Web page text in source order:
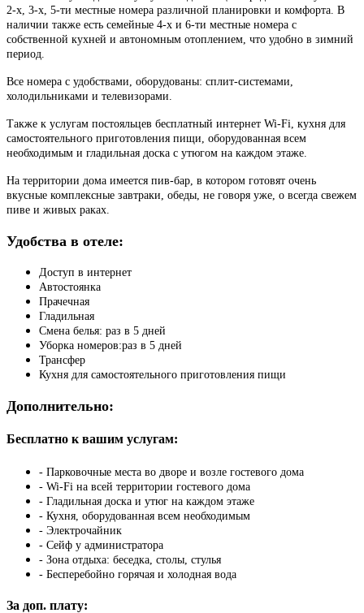
2-х, 3-х, 5-ти местные номера различной планировки и комфорта. В
наличии также есть семейные 4-х и 6-ти местные номера с
собственной кухней и автономным отоплением, что удобно в зимний
период.
Все номера с удобствами, оборудованы: сплит-системами,
холодильниками и телевизорами.
Также к услугам постояльцев бесплатный интернет Wi-Fi, кухня для
самостоятельного приготовления пищи, оборудованная всем
необходимым и гладильная доска с утюгом на каждом этаже.
На территории дома имеется пив-бар, в котором готовят очень
вкусные комплексные завтраки, обеды, не говоря уже, о всегда свежем
пиве и живых раках.
Удобства в отеле:
Доступ в интернет
Автостоянка
Прачечная
Гладильная
Смена белья: раз в 5 дней
Уборка номеров:раз в 5 дней
Трансфер
Кухня для самостоятельного приготовления пищи
Дополнительно:
Бесплатно к вашим услугам:
- Парковочные места во дворе и возле гостевого дома
- Wi-Fi на всей территории гостевого дома
- Гладильная доска и утюг на каждом этаже
- Кухня, оборудованная всем необходимым
- Электрочайник
- Сейф у администратора
- Зона отдыха: беседка, столы, стулья
- Бесперебойно горячая и холодная вода
За доп. плату: